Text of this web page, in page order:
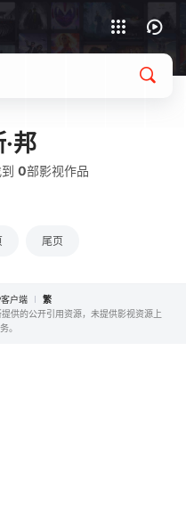
邦
0部影视作品
尾页
户端
繁
供的公开引用资源，未提供影视资源上
。